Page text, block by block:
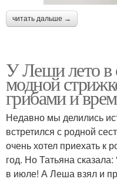
читать дальше →
У Леши лето в
модной
грибами и
Недавно мы делились
встретился с родной
очень хотел приехать к
год. Но Татьяна
в июле! А Леша взял и